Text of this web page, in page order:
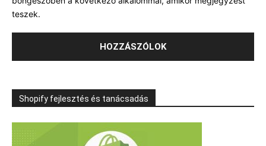
teszek.
Shopify fejlesztés és tanácsadás